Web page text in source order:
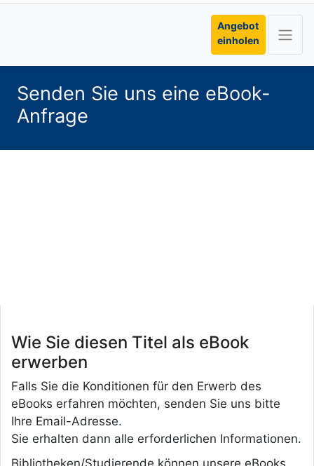
Angebot
einholen
Senden Sie uns eine eBook-
Anfrage
Wie Sie diesen Titel als eBook
erwerben
Falls Sie die Konditionen für den Erwerb des
eBooks erfahren möchten, senden Sie uns bitte
Ihre Email-Adresse.
Sie erhalten dann alle erforderlichen Informationen.
Bibliotheken/Studierende können unsere eBooks